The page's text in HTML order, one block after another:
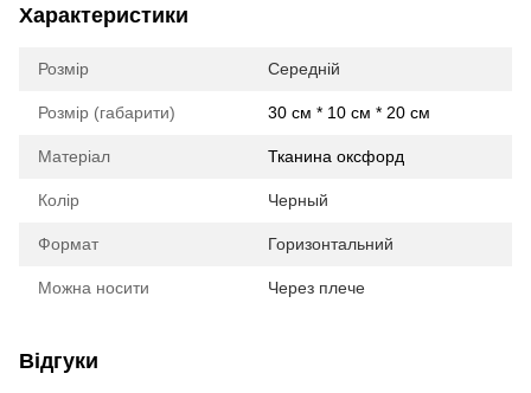
Характеристики
Розмір Середній
Розмір (габарити) 30 см * 10 см * 20 см
Матеріал Тканина оксфорд
Колір Черный
Формат Горизонтальний
Можна носити Через плече
Відгуки